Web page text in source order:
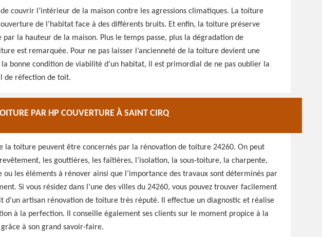
couvrir l’intérieur de la maison contre les agressions climatiques. La toiture
de l’habitat face à des différents bruits. Et enfin, la toiture préserve
par la hauteur de la maison. Plus le temps passe, plus la dégradation de
est remarquée. Pour ne pas laisser l’ancienneté de la toiture devient une
bonne condition de viabilité d’un habitat, il est primordial de ne pas oublier la
de réfection de toit.
PAR HP COUVERTURE À SAINT CIRQ
la toiture peuvent être concernés par la rénovation de toiture 24260. On peut
les gouttières, les faîtières, l’isolation, la sous-toiture, la charpente,
ou les éléments à rénover ainsi que l’importance des travaux sont déterminés par
Si vous résidez dans l’une des villes du 24260, vous pouvez trouver facilement
d’un artisan rénovation de toiture très réputé. Il effectue un diagnostic et réalise
à la perfection. Il conseille également ses clients sur le moment propice à la
à son grand savoir-faire.